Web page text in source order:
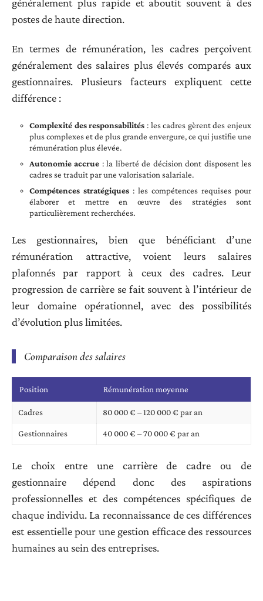
généralement plus rapide et aboutit souvent à des
postes de haute direction.
En termes de rémunération, les cadres perçoivent
généralement des salaires plus élevés comparés aux
gestionnaires. Plusieurs facteurs expliquent cette
différence :
Complexité des responsabilités : les cadres gèrent des enjeux
plus complexes et de plus grande envergure, ce qui justifie une
rémunération plus élevée.
Autonomie accrue : la liberté de décision dont disposent les
cadres se traduit par une valorisation salariale.
Compétences stratégiques : les compétences requises pour
élaborer et mettre en œuvre des stratégies sont
particulièrement recherchées.
Les gestionnaires, bien que bénéficiant d’une
rémunération attractive, voient leurs salaires
plafonnés par rapport à ceux des cadres. Leur
progression de carrière se fait souvent à l’intérieur de
leur domaine opérationnel, avec des possibilités
d’évolution plus limitées.
Comparaison des salaires
Position Rémunération moyenne
Cadres 80 000 € – 120 000 € par an
Gestionnaires 40 000 € – 70 000 € par an
Le choix entre une carrière de cadre ou de
gestionnaire dépend donc des aspirations
professionnelles et des compétences spécifiques de
chaque individu. La reconnaissance de ces différences
est essentielle pour une gestion efficace des ressources
humaines au sein des entreprises.